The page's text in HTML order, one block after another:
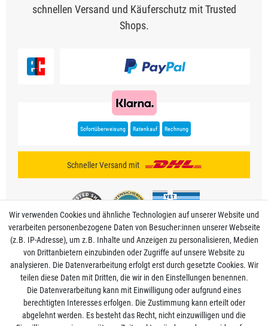
schnellen Versand und Käuferschutz mit Trusted
Shops.
Sofortüberweisung Ratenkauf Rechnung
Schneller Versand mit
Mein Konto
Informationen
Wir verwenden Cookies und ähnliche Technologien auf unserer Website und
verarbeiten personenbezogene Daten von Besucher:innen unserer Webseite
(z.B. IP-Adresse), um z.B. Inhalte und Anzeigen zu personalisieren, Medien
von Drittanbietern einzubinden oder Zugriffe auf unsere Website zu
analysieren. Die Datenverarbeitung erfolgt erst durch gesetzte Cookies. Wir
teilen diese Daten mit Dritten, die wir in den Einstellungen benennen.
Die Datenverarbeitung kann mit Einwilligung oder aufgrund eines
berechtigten Interesses erfolgen. Die Zustimmung kann erteilt oder
abgelehnt werden. Es besteht das Recht, nicht einzuwilligen und die